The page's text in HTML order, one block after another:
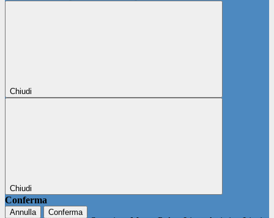
Chiudi
Chiudi
Conferma
Annulla Conferma